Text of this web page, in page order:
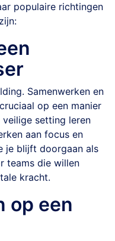
populaire richtingen
Samenwerken en
op een manier
setting leren
aan focus en
je blijft doorgaan als
teams die willen
kracht.
op een